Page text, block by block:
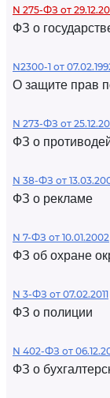
N 275-ФЗ от
ФЗ о
N2300-1 от
О защите прав
N 273-ФЗ от
ФЗ о
N 38-ФЗ от
ФЗ о рекламе
N 7-ФЗ от 10.01.2002
ФЗ об охране
N 3-ФЗ от 07.02.2011
ФЗ о полиции
N 402-ФЗ от
ФЗ о